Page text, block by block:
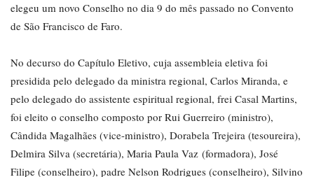
elegeu um novo Conselho no dia 9 do mês passado no Convento
de São Francisco de Faro.
No decurso do Capítulo Eletivo, cuja assembleia eletiva foi
presidida pelo delegado da ministra regional, Carlos Miranda, e
pelo delegado do assistente espiritual regional, frei Casal Martins,
foi eleito o conselho composto por Rui Guerreiro (ministro),
Cândida Magalhães (vice-ministro), Dorabela Trejeira (tesoureira),
Delmira Silva (secretária), Maria Paula Vaz (formadora), José
Filipe (conselheiro), padre Nelson Rodrigues (conselheiro), Silvino